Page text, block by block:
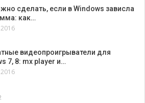
сделать, если в Windows зависла
как…
видеопроигрыватели для
7, 8: mx player и…